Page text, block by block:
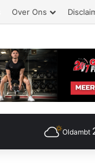
Over Ons
Oldambt